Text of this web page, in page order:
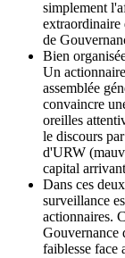
simplement
extraordinaire
de
Bien
Un
assemblée
convaincre
oreilles
le discours
d'URW
capital
Dans ces
surveillance
actionnaires.
Gouvernance
faiblesse face